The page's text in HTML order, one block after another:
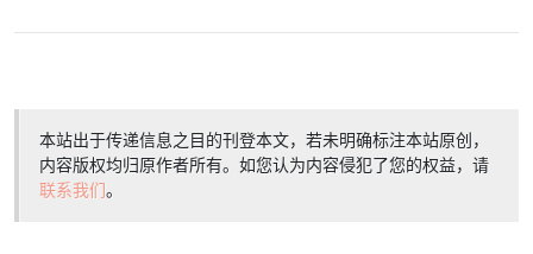
本站出于传递信息之目的刊登本文，若未明确标注本站原创，
内容版权均归原作者所有。如您认为内容侵犯了您的权益，请
联系我们。